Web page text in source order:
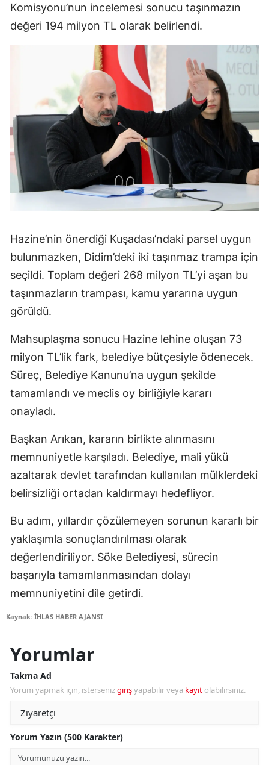
Komisyonu’nun incelemesi sonucu taşınmazın
değeri 194 milyon TL olarak belirlendi.
Hazine’nin önerdiği Kuşadası’ndaki parsel uygun
bulunmazken, Didim’deki iki taşınmaz trampa için
seçildi. Toplam değeri 268 milyon TL’yi aşan bu
taşınmazların trampası, kamu yararına uygun
görüldü.
Mahsuplaşma sonucu Hazine lehine oluşan 73
milyon TL’lik fark, belediye bütçesiyle ödenecek.
Süreç, Belediye Kanunu’na uygun şekilde
tamamlandı ve meclis oy birliğiyle kararı
onayladı.
Başkan Arıkan, kararın birlikte alınmasını
memnuniyetle karşıladı. Belediye, mali yükü
azaltarak devlet tarafından kullanılan mülklerdeki
belirsizliği ortadan kaldırmayı hedefliyor.
Bu adım, yıllardır çözülemeyen sorunun kararlı bir
yaklaşımla sonuçlandırılması olarak
değerlendiriliyor. Söke Belediyesi, sürecin
başarıyla tamamlanmasından dolayı
memnuniyetini dile getirdi.
Kaynak: İHLAS HABER AJANSI
Yorumlar
Takma Ad
Yorum yapmak için, istersenizgirişyapabilir veya kayıt olabilirsiniz.
Yorum Yazın (500 Karakter)